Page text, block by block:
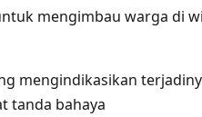
mengimbau warga di
mengindikasikan
tanda bahaya